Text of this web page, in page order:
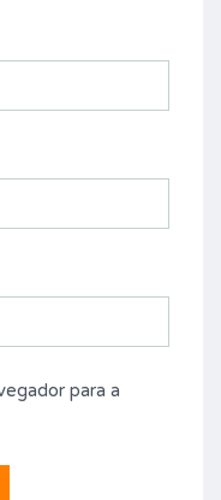
para a